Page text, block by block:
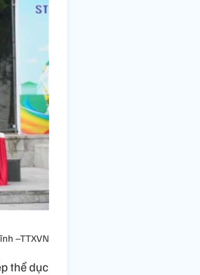
–TTXVN
thể dục